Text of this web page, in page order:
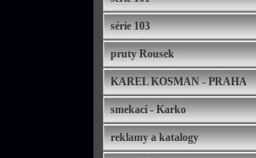
série 103
pruty Rousek
KAREL KOSMAN - PRAHA
smekací - Karko
reklamy a katalogy